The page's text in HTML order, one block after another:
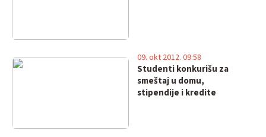
Studenti konkurišu za
smeštaj u domu,
stipendije i kredite
09. okt 2012. 09:58